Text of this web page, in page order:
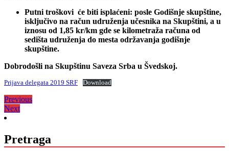
Putni troškovi će biti isplaćeni: posle Godišnje skupštine,
isključivo na račun udruženja učesnika na Skupštini, a u
iznosu od 1,85 kr/km gde se kilometraža računa od
sedišta udruženja do mesta održavanja godišnje
skupštine.
Dobrodošli na Skupštinu Saveza Srba u Švedskoj.
Prijava delegata 2019 SRF Download
Кретање
чланка
PreviousPrevious
NextNext
Pretraga